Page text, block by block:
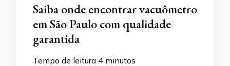
Saiba onde encontrar vacuômetro
em São Paulo com qualidade
garantida
Tempo de leitura 4 minutos